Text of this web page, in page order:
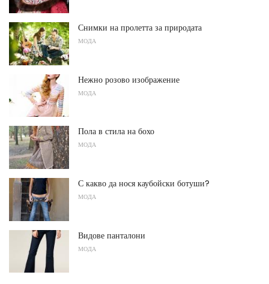
Снимки на пролетта за природата
МОДА
Нежно розово изображение
МОДА
Пола в стила на бохо
МОДА
С какво да нося каубойски ботуши?
МОДА
Видове панталони
МОДА